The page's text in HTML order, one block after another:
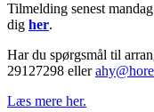
Tilmelding senest
dig her.
Har du spørgsmål til
29127298 eller
Læs mere her.